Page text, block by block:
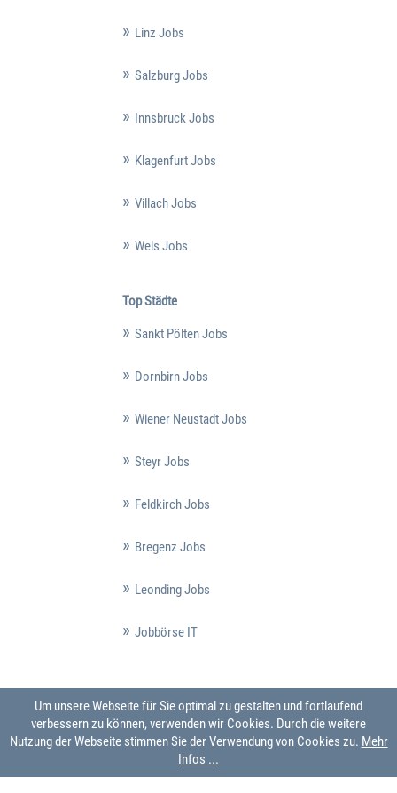
Linz Jobs
Salzburg Jobs
Innsbruck Jobs
Klagenfurt Jobs
Villach Jobs
Wels Jobs
Top Städte
Sankt Pölten Jobs
Dornbirn Jobs
Wiener Neustadt Jobs
Steyr Jobs
Feldkirch Jobs
Bregenz Jobs
Leonding Jobs
Jobbörse IT
Um unsere Webseite für Sie optimal zu gestalten und fortlaufend
verbessern zu können, verwenden wir Cookies. Durch die weitere
Nutzung der Webseite stimmen Sie der Verwendung von Cookies zu. Mehr
Infos ...